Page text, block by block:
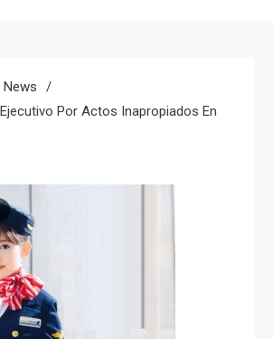
News
Por Actos Inapropiados En